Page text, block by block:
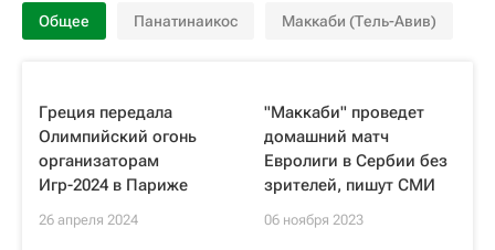
Общее Панатинаикос Маккаби (Тель-Авив)
Греция передала
Олимпийский огонь
организаторам
Игр-2024 в Париже
26 апреля 2024
"Маккаби" проведет
домашний матч
Евролиги в Сербии без
зрителей, пишут СМИ
06 ноября 2023